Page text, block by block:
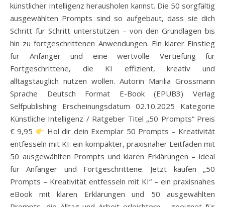
künstlicher Intelligenz herausholen kannst. Die 50 sorgfältig
ausgewählten Prompts sind so aufgebaut, dass sie dich
Schritt für Schritt unterstützen – von den Grundlagen bis
hin zu fortgeschrittenen Anwendungen. Ein klarer Einstieg
für Anfänger und eine wertvolle Vertiefung für
Fortgeschrittene, die KI effizient, kreativ und
alltagstauglich nutzen wollen. Autorin Marilia Grossmann
Sprache Deutsch Format E-Book (EPUB3) Verlag
Selfpublishing Erscheinungsdatum 02.10.2025 Kategorie
Künstliche Intelligenz / Ratgeber Titel „50 Prompts“ Preis
€ 9,95
Hol dir dein Exemplar 50 Prompts – Kreativität
entfesseln mit KI: ein kompakter, praxisnaher Leitfaden mit
50 ausgewählten Prompts und klaren Erklärungen – ideal
für Anfänger und Fortgeschrittene. Jetzt kaufen „50
Prompts – Kreativität entfesseln mit KI“ – ein praxisnahes
eBook mit klaren Erklärungen und 50 ausgewählten